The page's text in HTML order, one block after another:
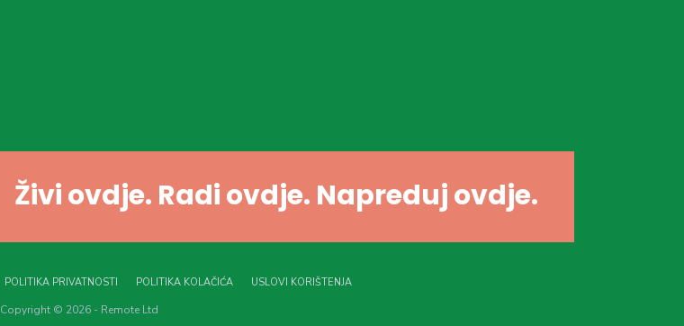
Živi ovdje. Radi ovdje. Napreduj ovdje.
POLITIKA PRIVATNOSTI POLITIKA KOLAČIĆA USLOVI KORIŠTENJA
Copyright © 2026 - Remote Ltd